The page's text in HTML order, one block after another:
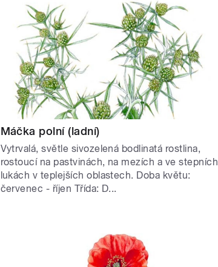
Máčka polní (ladní)
Vytrvalá, světle sivozelená bodlinatá rostlina,
rostoucí na pastvinách, na mezích a ve stepních
lukách v teplejších oblastech. Doba květu:
červenec - říjen Třída: D...